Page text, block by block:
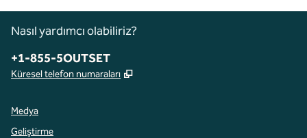
Nasıl yardımcı olabiliriz?
Telefon:
+1-855-5OUTSET
Küresel telefon numaraları ,
Medya
Geliştirme